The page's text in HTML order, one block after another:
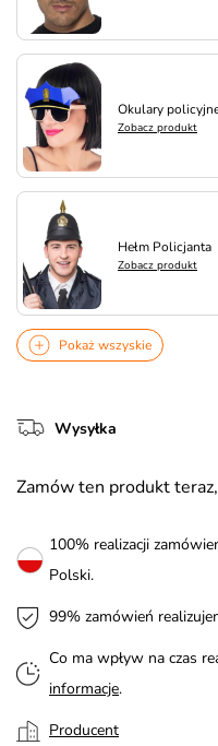
Okulary
Zobacz produkt
Hełm Policjanta
Zobacz produkt
Pokaż wszyskie
Wysyłka
Zamów ten produkt
100% realizacji
Polski.
99% zamówień
Co ma wpływ na czas
informacje.
Producent